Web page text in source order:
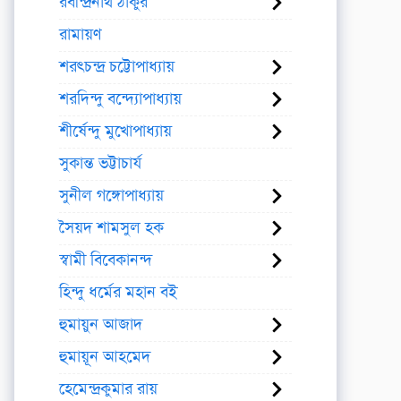
রামায়ণ
শরৎচন্দ্র চট্টোপাধ্যায়
শরদিন্দু বন্দ্যোপাধ্যায়
শীর্ষেন্দু মুখোপাধ্যায়
সুকান্ত ভট্টাচার্য
সুনীল গঙ্গোপাধ্যায়
সৈয়দ শামসুল হক
স্বামী বিবেকানন্দ
হিন্দু ধর্মের মহান বই
হুমায়ুন আজাদ
হুমায়ূন আহমেদ
হেমেন্দ্রকুমার রায়